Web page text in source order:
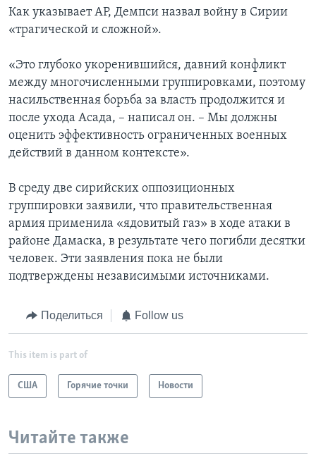
Как указывает АР, Демпси назвал войну в Сирии
«трагической и сложной».
«Это глубоко укоренившийся, давний конфликт
между многочисленными группировками, поэтому
насильственная борьба за власть продолжится и
после ухода Асада, – написал он. – Мы должны
оценить эффективность ограниченных военных
действий в данном контексте».
В среду две сирийских оппозиционных
группировки заявили, что правительственная
армия применила «ядовитый газ» в ходе атаки в
районе Дамаска, в результате чего погибли десятки
человек. Эти заявления пока не были
подтверждены независимыми источниками.
Поделиться Follow us
This item is part of
США Горячие точки Новости
Читайте также